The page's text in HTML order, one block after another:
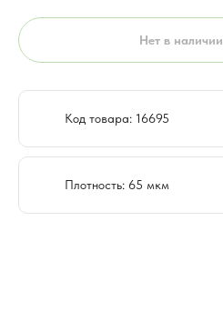
Нет в наличии
Код товара: 16695
Плотность: 65 мкм